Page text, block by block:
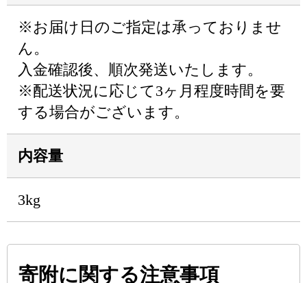
※お届け日のご指定は承っておりませ
ん。
入金確認後、順次発送いたします。
※配送状況に応じて3ヶ月程度時間を要
する場合がございます。
内容量
3kg
寄附に関する注意事項